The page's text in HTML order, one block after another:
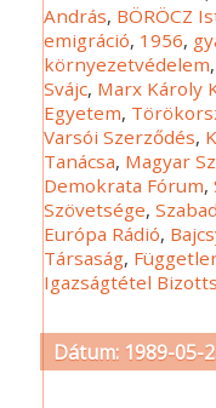
András, BÖRÖCZ
emigráció, 1956,
környezetvédelem,
Svájc, Marx Károly
Egyetem,
Varsói Szerződés,
Tanácsa, Magyar
Demokrata Fórum,
Szövetsége,
Európa Rádió,
Társaság,
Igazságtétel
Dátum: 1989-05-